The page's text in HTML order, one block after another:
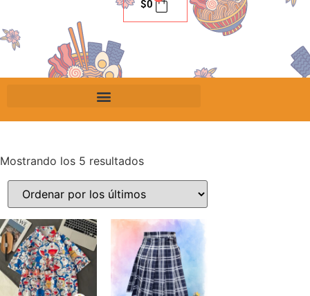
$0
Mostrando los 5 resultados